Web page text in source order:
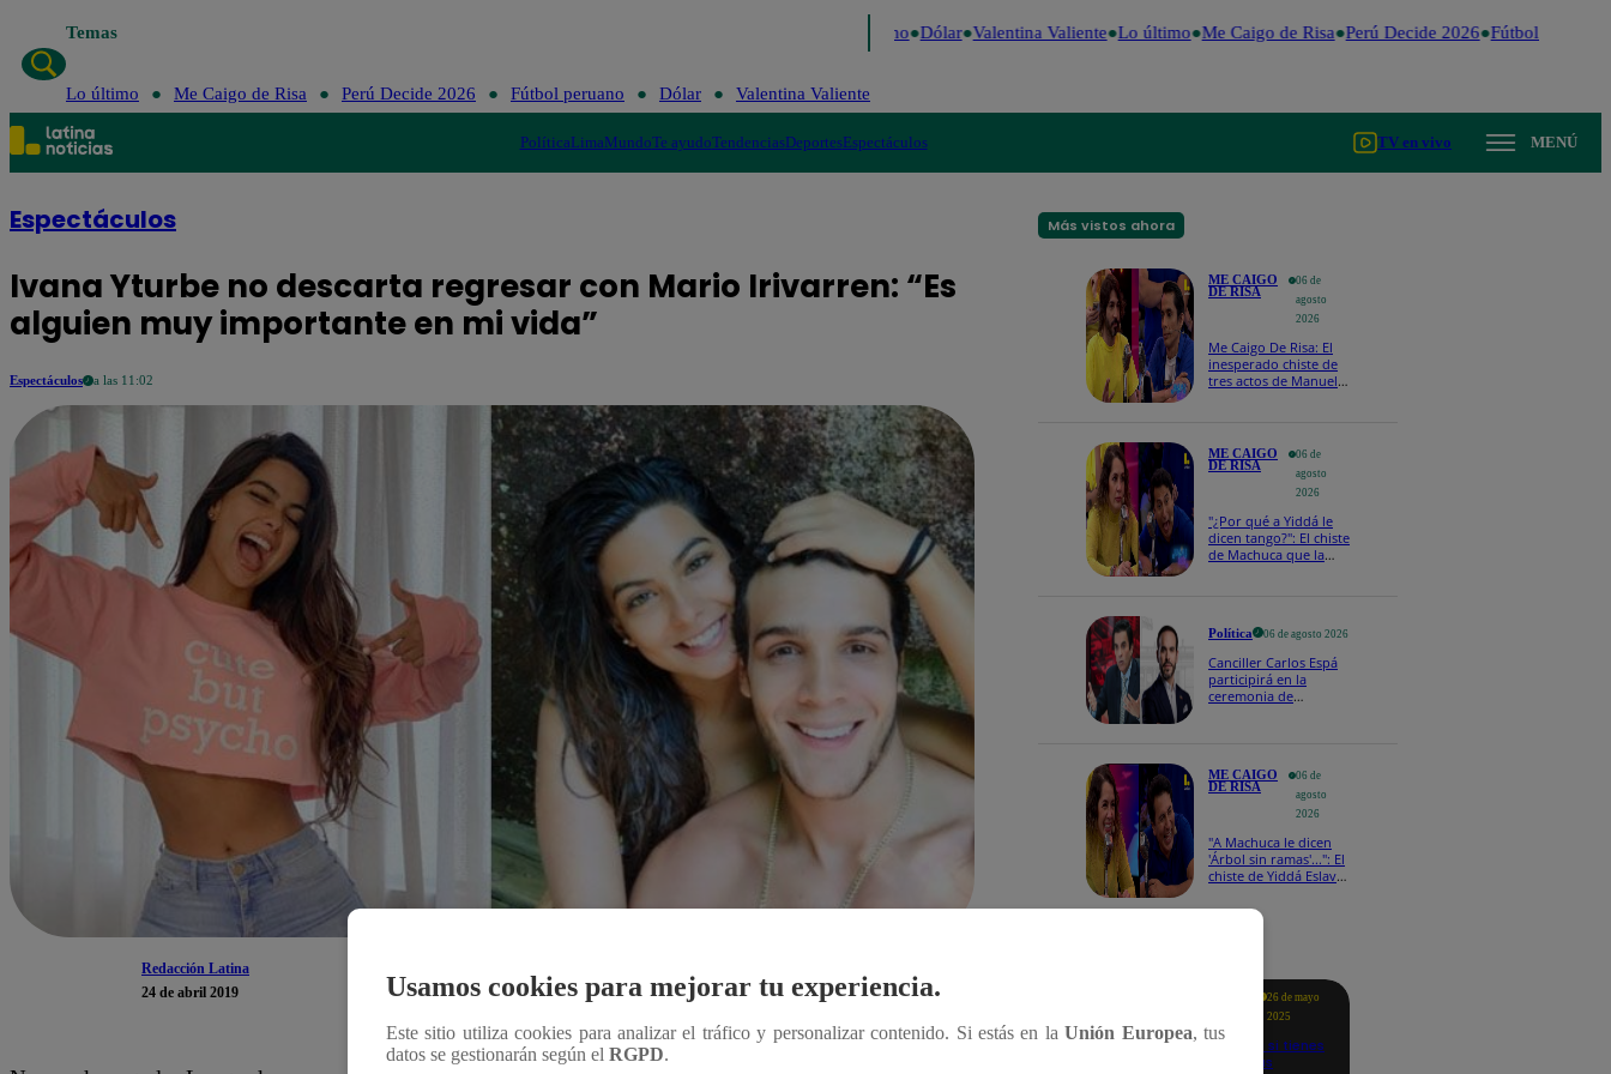
Temas Fútbol peruano Dólar Valentina Valiente Lo último Me Caigo de Risa Perú Decide 2026 Fútbol peruano
Lo último Me Caigo de Risa Perú Decide 2026 Fútbol peruano Dólar Valentina Valiente
PolíticaLimaMundoTe ayudoTendenciasDeportesEspectáculos TV en vivo MENÚ
Espectáculos
Ivana Yturbe no descarta regresar con Mario Irivarren: “Es
alguien muy importante en mi vida”
Espectáculos a las 11:02
Redacción Latina
24 de abril 2019
Compartir
Más vistos ahora
ME CAIGO
DE RISA
06 de
agosto
2026
Me Caigo De Risa: El
inesperado chiste de
tres actos de Manuel
ME CAIGO
DE RISA
06 de
agosto
2026
"¿Por qué a Yiddá le
dicen tango?": El chiste
de Machuca que la
Política 06 de agosto 2026
Canciller Carlos Espá
participirá en la
ceremonia de
ME CAIGO
DE RISA
06 de
agosto
2026
"A Machuca le dicen
'Árbol sin ramas'...": El
chiste de Yiddá Eslava
risa a todos
26 de mayo
2025
Revisa si tienes
deudas
Usamos cookies para mejorar tu experiencia.
Este sitio utiliza cookies para analizar el tráfico y personalizar contenido. Si estás en laUnión Europea, tus
datos se gestionarán según el RGPD.